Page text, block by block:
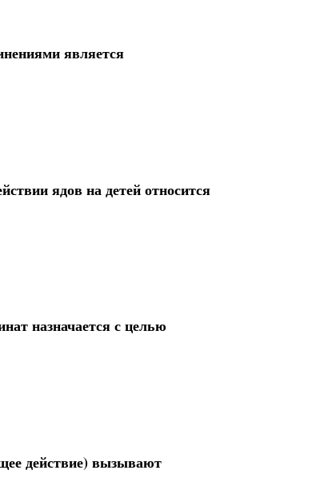
является
ядов на детей относится
назначается с целью
действие) вызывают